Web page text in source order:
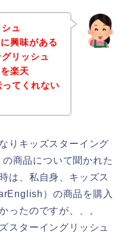
ュ
興味がある
リッシュ
楽天
てくれない
りキッズスターイング
商品について聞かれた
は、私自身、キッズス
）の商品を購入
ったのですが、、。
スターイングリッシュ